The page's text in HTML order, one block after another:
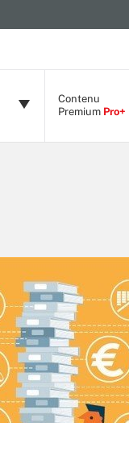
Contenu
Premium Pro+